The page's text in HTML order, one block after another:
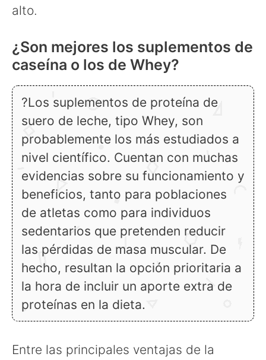
alto.
¿Son mejores los suplementos de
caseína o los de Whey?
?Los suplementos de proteína de
suero de leche, tipo Whey, son
probablemente los más estudiados a
nivel científico. Cuentan con muchas
evidencias sobre su funcionamiento y
beneficios, tanto para poblaciones
de atletas como para individuos
sedentarios que pretenden reducir
las pérdidas de masa muscular. De
hecho, resultan la opción prioritaria a
la hora de incluir un aporte extra de
proteínas en la dieta.
Entre las principales ventajas de la